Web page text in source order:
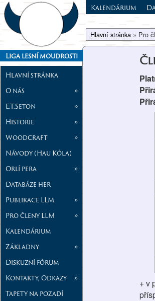
Liga lesní moudrosti
Hlavní stránka
O nás
»
E.T.Seton
»
Historie
»
Woodcraft
»
Návody (Hau Kóla)
Orlí pera
»
Databáze her
Publikace LLM
»
Pro členy LLM
»
Kalendárium
Základny
»
Diskuzní fórum
Kontakty, Odkazy
»
Tapety na pozadí
Kalendárium
Hlavní stránka » Pro
+ v